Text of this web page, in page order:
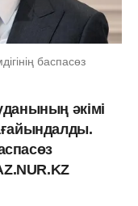
баспасөз
әкімі